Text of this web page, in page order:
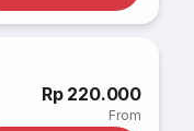
Rp 220.000
From